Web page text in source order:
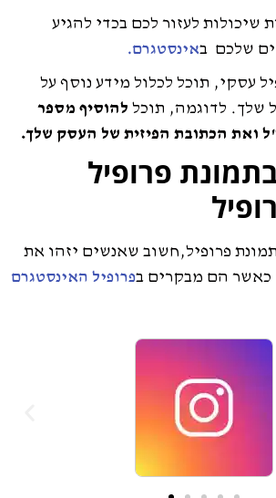
שיכולות לעזור לכם בכדי להגיע
שלכם באינסטגרם.
עסקי, תוכל לכלול מידע נוסף על
שלך. לדוגמה, תוכל להוסיף מספר
ואת הכתובת הפיזית של העסק שלך.
פרופיל
פרופיל,חשוב שאנשים יזהו את
כאשר הם מבקרים בפרופיל האינסטגרם